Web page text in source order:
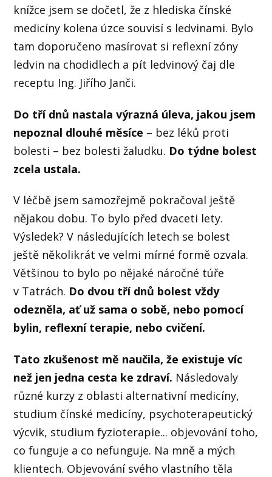
knížce jsem se dočetl, že z hlediska čínské
medicíny kolena úzce souvisí s ledvinami. Bylo
tam doporučeno masírovat si reflexní zóny
ledvin na chodidlech a pít ledvinový čaj dle
receptu Ing. Jiřího Janči.
Do tří dnů nastala výrazná úleva, jakou jsem
nepoznal dlouhé měsíce – bez léků proti
bolesti – bez bolesti žaludku. Do týdne bolest
zcela ustala.
V léčbě jsem samozřejmě pokračoval ještě
nějakou dobu. To bylo před dvaceti lety.
Výsledek? V následujících letech se bolest
ještě několikrát ve velmi mírné formě ozvala.
Většinou to bylo po nějaké náročné túře
v Tatrách. Do dvou tří dnů bolest vždy
odezněla, ať už sama o sobě, nebo pomocí
bylin, reflexní terapie, nebo cvičení.
Tato zkušenost mě naučila, že existuje víc
než jen jedna cesta ke zdraví. Následovaly
různé kurzy z oblasti alternativní medicíny,
studium čínské medicíny, psychoterapeutický
výcvik, studium fyzioterapie... objevování toho,
co funguje a co nefunguje. Na mně a mých
klientech. Objevování svého vlastního těla